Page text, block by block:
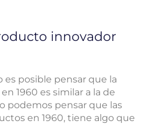
innovador
es posible pensar que la
1960 es similar a la de
podemos pensar que las
en 1960, tiene algo que